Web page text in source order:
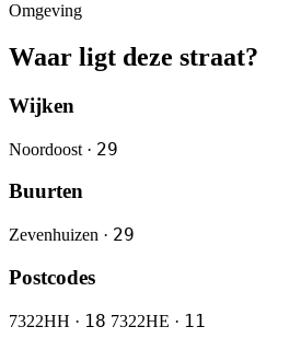
Omgeving
Waar ligt deze straat?
Wijken
Noordoost · 29
Buurten
Zevenhuizen · 29
Postcodes
7322HH · 18 7322HE · 11